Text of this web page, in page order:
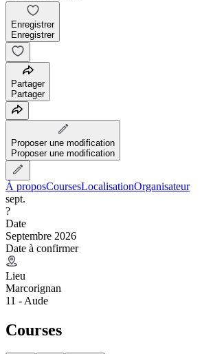
Enregistrer
Enregistrer
Partager
Partager
Proposer une modification
Proposer une modification
À proposCoursesLocalisationOrganisateur
sept.
?
Date
Septembre 2026
Date à confirmer
Lieu
Marcorignan
11 - Aude
Courses